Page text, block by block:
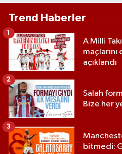
Trend Haberler
A Milli
açıklandı
1
Salah
Bize her
2
bitmedi:
3